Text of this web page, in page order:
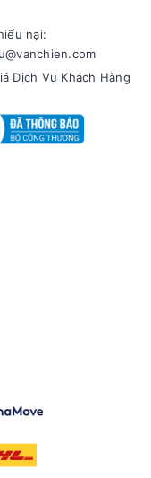
kết hợp cơ chế
quả hoạt động ổn
tiếng ồn khi vận
phí điện hằng tháng
phù hợp với nhu
Hanger) giúp rũ
nại:
Dịch Vụ Khách Hàng